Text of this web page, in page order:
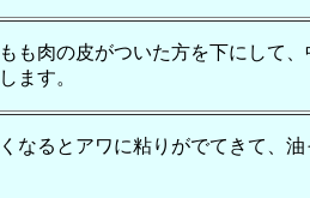
も肉の皮がついた方を下にして
ます。
なるとアワに粘りがでてきて、 油